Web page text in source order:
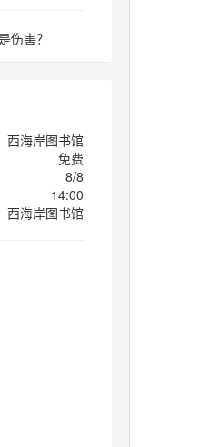
伤害？
西海岸图书馆
免费
8/8
14:00
西海岸图书馆